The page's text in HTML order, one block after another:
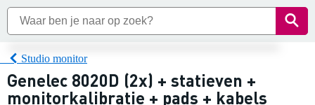
Studio monitor
Genelec 8020D (2x) + statieven +
monitorkalibratie + pads + kabels